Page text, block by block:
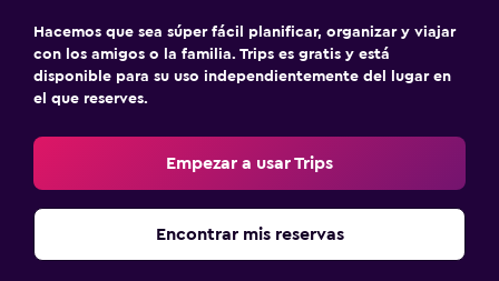
Hacemos que sea súper fácil planificar, organizar y viajar
con los amigos o la familia. Trips es gratis y está
disponible para su uso independientemente del lugar en
el que reserves.
Empezar a usar Trips
Encontrar mis reservas